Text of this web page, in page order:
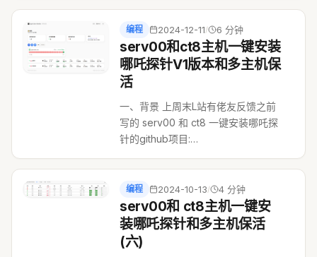
安装哪吒探针V1版本（含面板和ag...
编程 2024-12-11/ 6 分钟
serv00和ct8主机一键安装
哪吒探针V1版本和多主机保
活
一、背景 上周末L站有佬友反馈之前
写的 serv00 和 ct8 一键安装哪吒探
针的github项目:
ct8 nezha
https://github.com/vfhky/serv00
ct8 nezha 出现无法 unzip: Un...
编程 2024-10-13/ 4 分钟
serv00和 ct8主机一键安
装哪吒探针和多主机保活
(六)